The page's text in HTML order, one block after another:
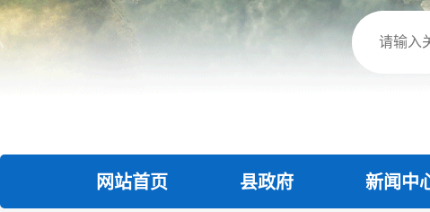
网站首页 县政府 新闻中